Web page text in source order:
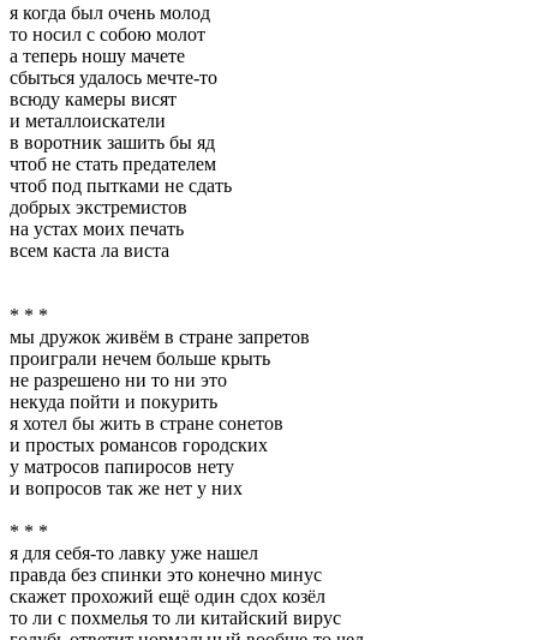
я когда был очень молод
то носил с собою молот
а теперь ношу мачете
сбыться удалось мечте-то
всюду камеры висят
и металлоискатели
в воротник зашить бы яд
чтоб не стать предателем
чтоб под пытками не сдать
добрых экстремистов
на устах моих печать
всем каста ла виста
* * *
мы дружок живём в стране запретов
проиграли нечем больше крыть
не разрешено ни то ни это
некуда пойти и покурить
я хотел бы жить в стране сонетов
и простых романсов городских
у матросов папиросов нету
и вопросов так же нет у них
* * *
я для себя-то лавку уже нашел
правда без спинки это конечно минус
скажет прохожий ещё один сдох козёл
то ли с похмелья то ли китайский вирус